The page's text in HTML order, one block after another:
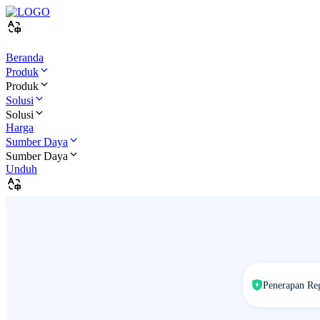
Beranda
Produk
Produk
Solusi
Solusi
Harga
Sumber Daya
Sumber Daya
Unduh
Penerapan